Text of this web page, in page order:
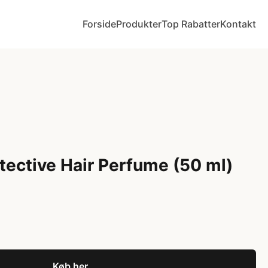
ForsideProdukterTop RabatterKontakt
Hair Perfume (50 ml)